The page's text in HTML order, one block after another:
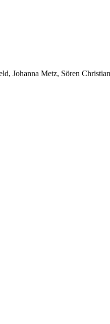
Johanna Metz, Sören